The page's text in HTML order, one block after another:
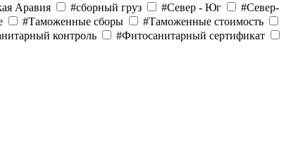
Аравия #сборный груз #Север - Юг
#Север-
#Таможенные сборы
#Таможенные стоимость
контроль
#Фитосанитарный сертификат